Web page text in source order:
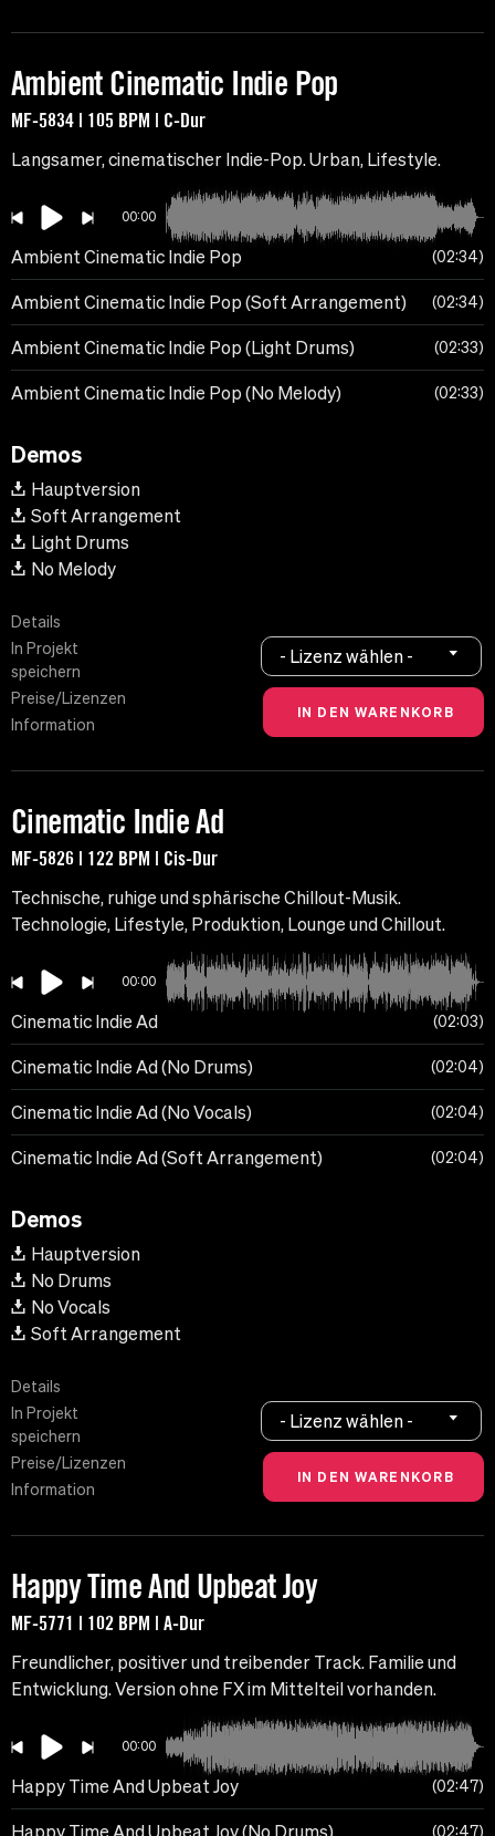
Ambient Cinematic Indie Pop
MF-5834 | 105 BPM | C-Dur
Langsamer, cinematischer Indie-Pop. Urban, Lifestyle.
00:00
Ambient Cinematic Indie Pop 02:34
Ambient Cinematic Indie Pop (Soft Arrangement) 02:34
Ambient Cinematic Indie Pop (Light Drums) 02:33
Ambient Cinematic Indie Pop (No Melody) 02:33
Demos
Hauptversion
Soft Arrangement
Light Drums
No Melody
Details
In Projekt
speichern
Preise/Lizenzen
Information
- Lizenz wählen -
Cinematic Indie Ad
MF-5826 | 122 BPM | Cis-Dur
Technische, ruhige und sphärische Chillout-Musik.
Technologie, Lifestyle, Produktion, Lounge und Chillout.
00:00
Cinematic Indie Ad 02:03
Cinematic Indie Ad (No Drums) 02:04
Cinematic Indie Ad (No Vocals) 02:04
Cinematic Indie Ad (Soft Arrangement) 02:04
Demos
Hauptversion
No Drums
No Vocals
Soft Arrangement
Details
In Projekt
speichern
Preise/Lizenzen
Information
- Lizenz wählen -
Happy Time And Upbeat Joy
MF-5771 | 102 BPM | A-Dur
Freundlicher, positiver und treibender Track. Familie und
Entwicklung. Version ohne FX im Mittelteil vorhanden.
00:00
Happy Time And Upbeat Joy 02:47
Happy Time And Upbeat Joy (No Drums) 02:47